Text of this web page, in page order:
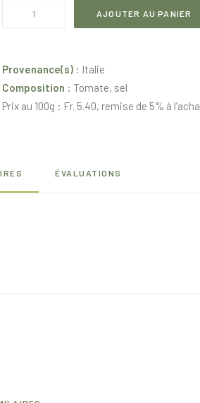
AJOUTER AU PANIER
Provenance(s) : Italie
Composition : Tomate, sel
Prix au 100g : Fr. 5.40, remise de 5% à
ÉVALUATIONS